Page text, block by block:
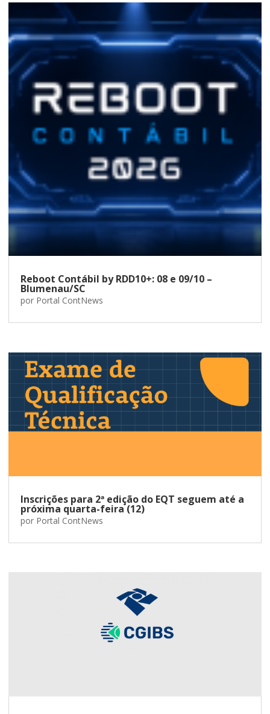
Reboot Contábil by RDD10+: 08 e 09/10 –
Blumenau/SC
por Portal ContNews
Inscrições para 2ª edição do EQT seguem até a
próxima quarta-feira (12)
por Portal ContNews